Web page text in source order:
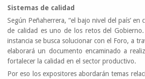
Sistemas de calidad
Según Peñaherrera, “el bajo nivel del país’ en
de calidad es uno de los retos del
instancia se busca solucionar con el Foro, a
elaborará un documento encaminado a
fortalecer la calidad en el sector productivo.
Por eso los expositores abordarán temas